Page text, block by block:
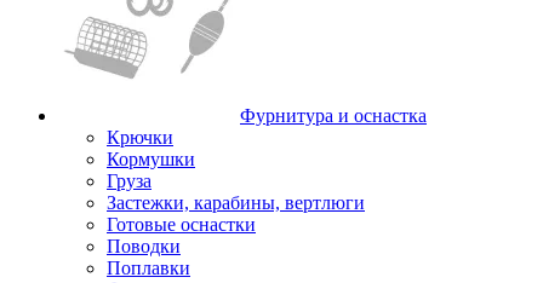
Фурнитура и оснастка
Крючки
Кормушки
Груза
Застежки, карабины, вертлюги
Готовые оснастки
Поводки
Поплавки